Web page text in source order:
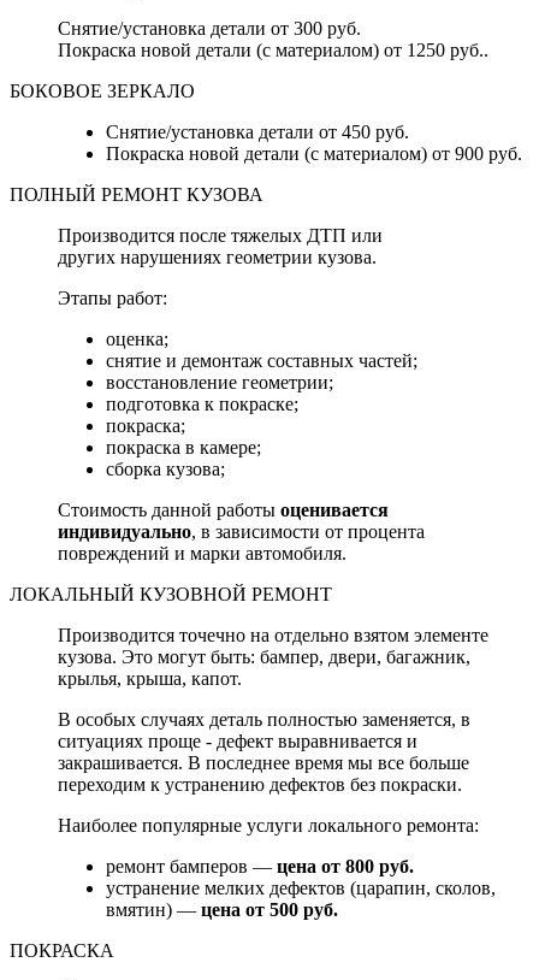
Снятие/установка детали от 300 руб.
Покраска новой детали (с материалом) от 1250 руб..
БОКОВОЕ ЗЕРКАЛО
Снятие/установка детали от 450 руб.
Покраска новой детали (с материалом) от 900 руб.
ПОЛНЫЙ РЕМОНТ КУЗОВА
Производится после тяжелых ДТП или
других нарушениях геометрии кузова.
Этапы работ:
оценка;
снятие и демонтаж составных частей;
восстановление геометрии;
подготовка к покраске;
покраска;
покраска в камере;
сборка кузова;
Стоимость данной работы оценивается
индивидуально, в зависимости от процента
повреждений и марки автомобиля.
ЛОКАЛЬНЫЙ КУЗОВНОЙ РЕМОНТ
Производится точечно на отдельно взятом элементе
кузова. Это могут быть: бампер, двери, багажник,
крылья, крыша, капот.
В особых случаях деталь полностью заменяется, в
ситуациях проще - дефект выравнивается и
закрашивается. В последнее время мы все больше
переходим к устранению дефектов без покраски.
Наиболее популярные услуги локального ремонта:
ремонт бамперов — цена от 800 руб.
устранение мелких дефектов (царапин, сколов,
вмятин) — цена от 500 руб.
ПОКРАСКА